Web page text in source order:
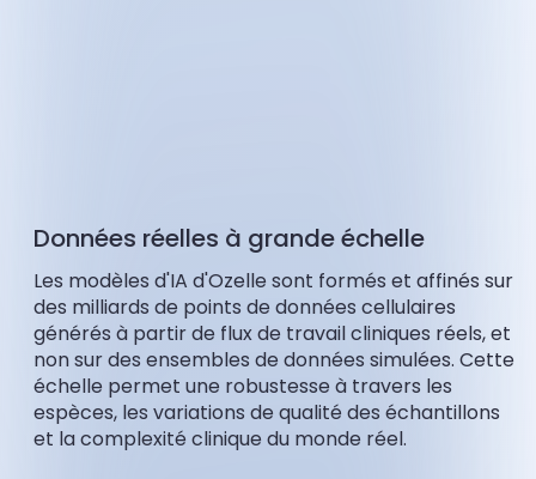
Données réelles à grande échelle
Les modèles d'IA d'Ozelle sont formés et affinés sur
des milliards de points de données cellulaires
générés à partir de flux de travail cliniques réels, et
non sur des ensembles de données simulées. Cette
échelle permet une robustesse à travers les
espèces, les variations de qualité des échantillons
et la complexité clinique du monde réel.